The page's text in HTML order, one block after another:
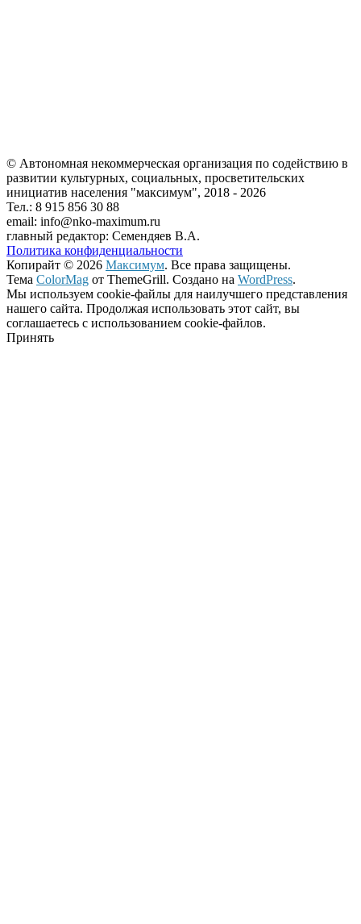
© Автономная некоммерческая организация по содействию в
развитии культурных, социальных, просветительских
инициатив населения "максимум", 2018 - 2026
Тел.: 8 915 856 30 88
email: info@nko-maximum.ru
главный редактор: Семендяев В.А.
Политика конфиденциальности
Копирайт © 2026 Максимум. Все права защищены.
Тема ColorMag от ThemeGrill. Создано на WordPress.
Мы используем cookie-файлы для наилучшего представления
нашего сайта. Продолжая использовать этот сайт, вы
соглашаетесь с использованием cookie-файлов.
Принять